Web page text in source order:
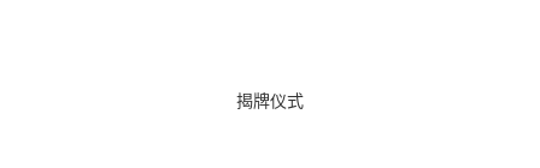
揭牌仪式